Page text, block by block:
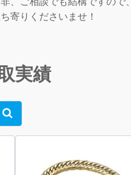
寄りくださいませ！
実績
Search